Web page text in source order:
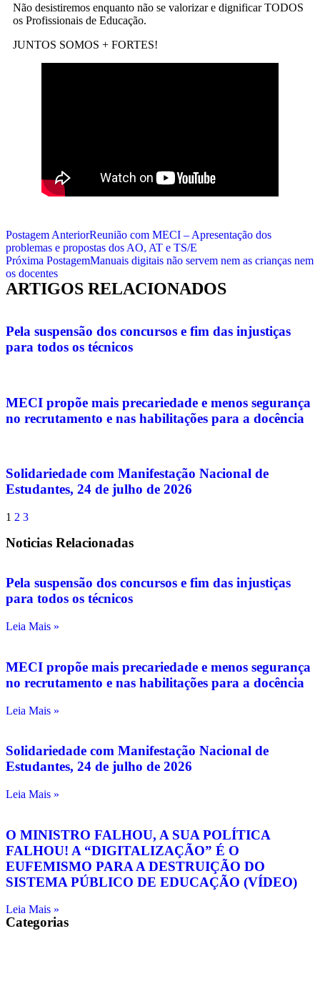
Não desistiremos enquanto não se valorizar e dignificar TODOS
os Profissionais de Educação.
JUNTOS SOMOS + FORTES!
Postagem AnteriorReunião com MECI – Apresentação dos
problemas e propostas dos AO, AT e TS/E
Próxima PostagemManuais digitais não servem nem as crianças nem
os docentes
ARTIGOS RELACIONADOS
Pela suspensão dos concursos e fim das injustiças
para todos os técnicos
MECI propõe mais precariedade e menos segurança
no recrutamento e nas habilitações para a docência
Solidariedade com Manifestação Nacional de
Estudantes, 24 de julho de 2026
1 2 3
Noticias Relacionadas
Pela suspensão dos concursos e fim das injustiças
para todos os técnicos
Leia Mais »
MECI propõe mais precariedade e menos segurança
no recrutamento e nas habilitações para a docência
Leia Mais »
Solidariedade com Manifestação Nacional de
Estudantes, 24 de julho de 2026
Leia Mais »
O MINISTRO FALHOU, A SUA POLÍTICA
FALHOU! A “DIGITALIZAÇÃO” É O
EUFEMISMO PARA A DESTRUIÇÃO DO
SISTEMA PÚBLICO DE EDUCAÇÃO (VÍDEO)
Leia Mais »
Categorias